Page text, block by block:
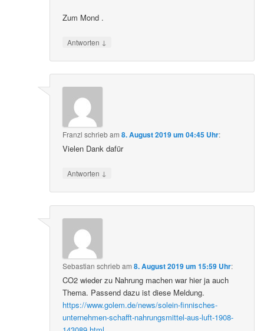
Zum Mond .
Antworten ↓
Franzl schriebam8. August 2019 um 04:45 Uhr:
Vielen Dank dafür
Antworten ↓
Sebastian schriebam8. August 2019 um 15:59 Uhr:
CO2 wieder zu Nahrung machen war hier ja auch
Thema. Passend dazu ist diese Meldung.
https://www.golem.de/news/solein-finnisches-
unternehmen-schafft-nahrungsmittel-aus-luft-1908-